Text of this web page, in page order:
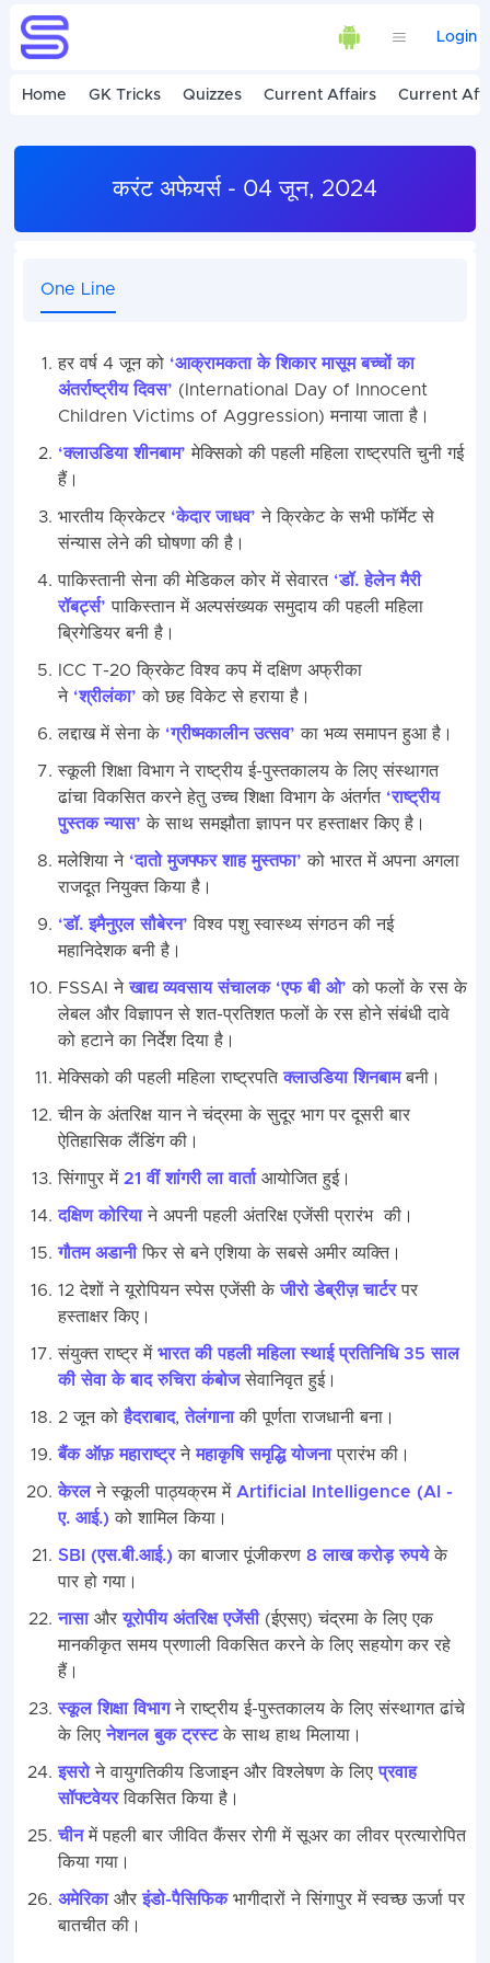
Login
Home GK Tricks Quizzes Current Affairs Current
करंट अफेयर्स - 04 जून, 2024
One Line
हर वर्ष 4 जून को ‘आक्रामकता के शिकार मासूम बच्चों का
अंतर्राष्ट्रीय दिवस’ (International Day of Innocent
Children Victims of Aggression) मनाया जाता है।
‘क्लाउडिया शीनबाम’ मेक्सिको की पहली महिला राष्ट्रपति चुनी गई
हैं।
भारतीय क्रिकेटर ‘केदार जाधव’ने क्रिकेट के सभी फॉर्मेट से
संन्यास लेने की घोषणा की है।
पाकिस्तानी सेना की मेडिकल कोर में सेवारत ‘डॉ. हेलेन मैरी
रॉबर्ट्स’ पाकिस्तान में अल्पसंख्यक समुदाय की पहली महिला
ब्रिगेडियर बनी है।
ICC T-20 क्रिकेट विश्व कप में दक्षिण अफ्रीका
ने‘श्रीलंका’को छह विकेट से हराया है।
लद्दाख में सेना के ‘ग्रीष्‍मकालीन उत्‍सव’का भव्‍य समापन हुआ है।
स्कूली शिक्षा विभाग ने राष्ट्रीय ई-पुस्तकालय के लिए संस्थागत
ढांचा विकसित करने हेतु उच्च शिक्षा विभाग के अंतर्गत ‘राष्ट्रीय
पुस्तक न्यास’के साथ समझौता ज्ञापन पर हस्ताक्षर किए है।
मलेशिया ने ‘दातो मुजफ्फर शाह मुस्तफा’को भारत में अपना अगला
राजदूत नियुक्त किया है।
‘डॉ. इमैनुएल सौबेरन’ विश्व पशु स्वास्थ्य संगठन की नई
महानिदेशक बनी है।
FSSAI नेखाद्य व्यवसाय संचालक ‘एफ बी ओ’ को फलों के रस के
लेबल और विज्ञापन से शत-प्रतिशत फलों के रस होने संबंधी दावे
को हटाने का निर्देश दिया है।
मेक्सिको की पहली महिला राष्ट्रपतिक्लाउडिया शिनबामबनी।
चीन के अंतरिक्ष यान ने चंद्रमा के सुदूर भाग पर दूसरी बार
ऐतिहासिक लैंडिंग की।
सिंगापुर में 21 वीं शांगरी ला वार्ताआयोजित हुई।
दक्षिण कोरियाने अपनी पहली अंतरिक्ष एजेंसी प्रारंभ की।
गौतम अडानीफिर से बने एशिया के सबसे अमीर व्यक्ति।
12 देशों ने यूरोपियन स्पेस एजेंसी केजीरो डेब्रीज़ चार्टरपर
हस्ताक्षर किए।
संयुक्त राष्ट्र में भारत की पहली महिला स्थाई प्रतिनिधि 35 साल
की सेवा के बाद रुचिरा कंबोजसेवानिवृत हुई।
2 जून कोहैदराबाद,तेलंगानाकी पूर्णता राजधानी बना।
बैंक ऑफ़ महाराष्ट्रनेमहाकृषि समृद्धि योजनाप्रारंभ की।
केरलने स्कूली पाठ्यक्रम मेंArtificial Intelligence (AI -
ए. आई.) को शामिल किया।
SBI (एस.बी.आई.) का बाजार पूंजीकरण 8 लाख करोड़ रुपयेके
पार हो गया।
नासाऔरयूरोपीय अंतरिक्ष एजेंसी(ईएसए) चंद्रमा के लिए एक
मानकीकृत समय प्रणाली विकसित करने के लिए सहयोग कर रहे
हैं।
स्कूल शिक्षा विभागने राष्ट्रीय ई-पुस्तकालय के लिए संस्थागत ढांचे
के लिएनेशनल बुक ट्रस्टके साथ हाथ मिलाया।
इसरोने वायुगतिकीय डिजाइन और विश्लेषण के लिएप्रवाह
सॉफ्टवेयरविकसित किया है।
चीनमें पहली बार जीवित कैंसर रोगी में सूअर का लीवर प्रत्यारोपित
किया गया।
अमेरिकाऔरइंडो-पैसिफिकभागीदारों ने सिंगापुर में स्वच्छ ऊर्जा पर
बातचीत की।